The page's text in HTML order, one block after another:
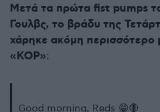
Μετά τα πρώτα fist pumps
Γουλβς, το βράδυ της
χάρηκε ακόμη περισσότερο
«KOP»:
Good morning, Reds 😁🔴